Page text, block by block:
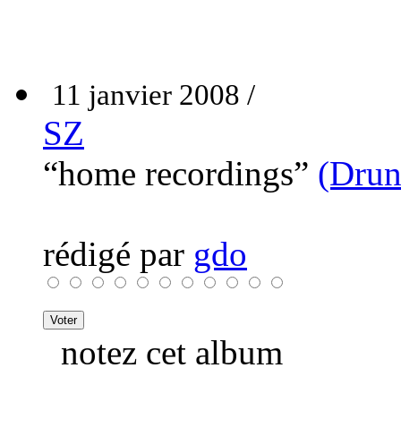
11 janvier 2008 /
SZ
“home recordings”
rédigé par gdo
notez cet album